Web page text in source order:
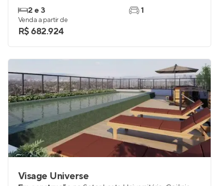
2 e 3
1
Venda a partir de
R$ 682.924
Visage Universe